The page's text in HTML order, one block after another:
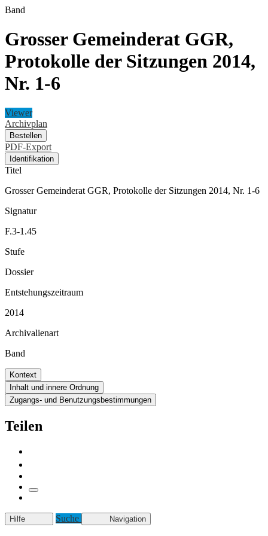
Band
Grosser Gemeinderat GGR,
Protokolle der Sitzungen 2014,
Nr. 1-6
Viewer
Archivplan
Bestellen
PDF-Export
Identifikation
Titel
Grosser Gemeinderat GGR, Protokolle der Sitzungen 2014, Nr. 1-6
Signatur
F.3-1.45
Stufe
Dossier
Entstehungszeitraum
2014
Archivalienart
Band
Kontext
Inhalt und innere Ordnung
Zugangs- und Benutzungsbestimmungen
Teilen
Hilfe Suche Navigation